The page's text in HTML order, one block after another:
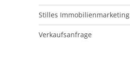
Stilles Immobilienmarketing
Verkaufsanfrage